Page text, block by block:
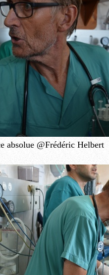
absolue @Frédéric Helbert